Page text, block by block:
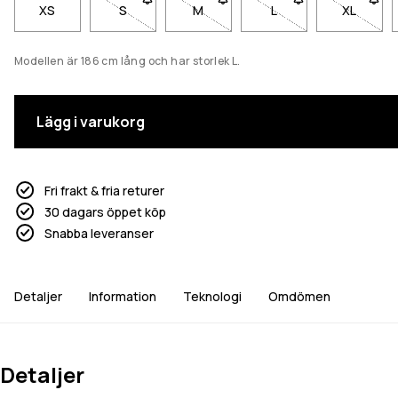
XS S- Storlek S är inte tillgänglig. Klicka för att bli
M- Storlek M är inte tillgänglig.
L- Storlek L är inte
XL
-
Modellen är 186 cm lång och har storlek L.
Lägg i varukorg
Fri frakt & fria returer
30 dagars öppet köp
Snabba leveranser
Detaljer Information Teknologi Omdömen
Detaljer